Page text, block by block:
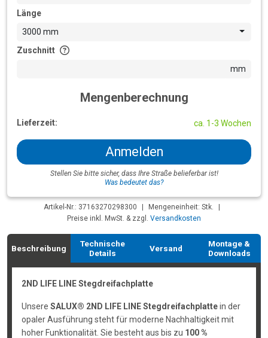
Länge
3000 mm
Zuschnitt
mm
Mengenberechnung
Lieferzeit: ca. 1-3 Wochen
Anmelden
Stellen Sie bitte sicher, dass Ihre Straße belieferbar ist!
Was bedeutet das?
Artikel-Nr.: 37163270298300 | Mengeneinheit: Stk.
|
Preise inkl. MwSt. & zzgl. Versandkosten
Beschreibung
Technische
Details
Versand
Montage &
Downloads
2ND LIFE LINE Stegdreifachplatte
Unsere SALUX® 2ND LIFE LINE Stegdreifachplattein der
opaler Ausführung steht für moderne Nachhaltigkeit mit
hoher Funktionalität. Sie besteht aus bis zu 100 %